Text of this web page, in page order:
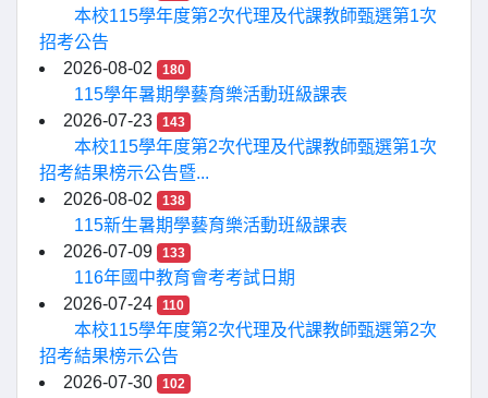
本校115學年度第2次代理及代課教師甄選第1次
招考公告
2026-08-02
180
115學年暑期學藝育樂活動班級課表
2026-07-23
143
本校115學年度第2次代理及代課教師甄選第1次
招考結果榜示公告暨...
2026-08-02
138
115新生暑期學藝育樂活動班級課表
2026-07-09
133
116年國中教育會考考試日期
2026-07-24
110
本校115學年度第2次代理及代課教師甄選第2次
招考結果榜示公告
2026-07-30
102